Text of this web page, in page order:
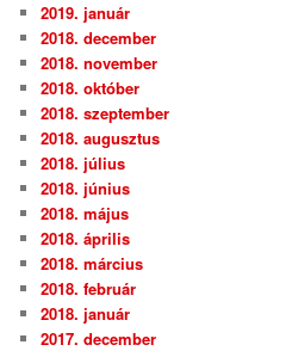
2019. január
2018. december
2018. november
2018. október
2018. szeptember
2018. augusztus
2018. július
2018. június
2018. május
2018. április
2018. március
2018. február
2018. január
2017. december